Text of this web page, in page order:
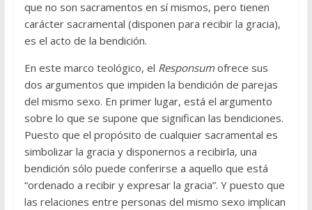
que no son sacramentos en sí mismos, pero tienen
carácter sacramental (disponen para recibir la gracia),
es el acto de la bendición.
En este marco teológico, el Responsumofrece sus
dos argumentos que impiden la bendición de parejas
del mismo sexo. En primer lugar, está el argumento
sobre lo que se supone que significan las bendiciones.
Puesto que el propósito de cualquier sacramental es
simbolizar la gracia y disponernos a recibirla, una
bendición sólo puede conferirse a aquello que está
“ordenado a recibir y expresar la gracia”. Y puesto que
las relaciones entre personas del mismo sexo implican